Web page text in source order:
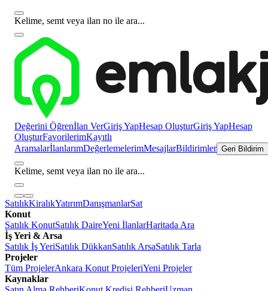
Kelime, semt veya ilan no ile ara...
Değerini Öğrenİlan VerGiriş YapHesap OluşturGiriş YapHesap
OluşturFavorilerimKayıtlı
AramalarİlanlarımDeğerlemelerimMesajlarBildirimler Geri Bildirim
Kelime, semt veya ilan no ile ara...
SatılıkKiralıkYatırımDanışmanlarSat
Konut
Satılık KonutSatılık DaireYeni İlanlarHaritada Ara
İş Yeri & Arsa
Satılık İş YeriSatılık DükkanSatılık ArsaSatılık Tarla
Projeler
Tüm ProjelerAnkara Konut ProjeleriYeni Projeler
Kaynaklar